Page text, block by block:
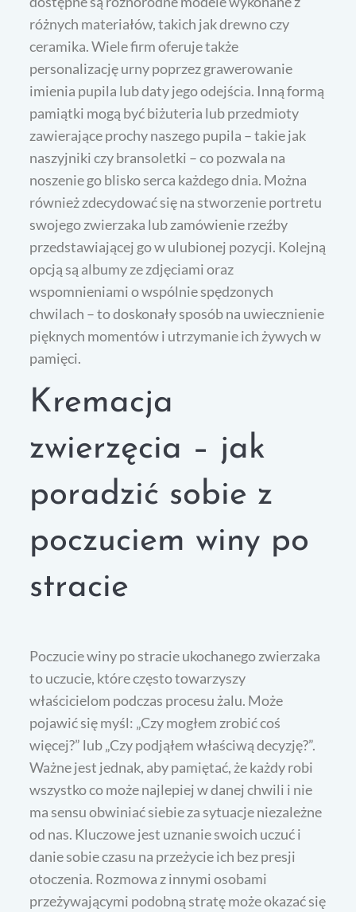
różnych materiałów, takich jak drewno czy
ceramika. Wiele firm oferuje także
personalizację urny poprzez grawerowanie
imienia pupila lub daty jego odejścia. Inną formą
pamiątki mogą być biżuteria lub przedmioty
zawierające prochy naszego pupila – takie jak
naszyjniki czy bransoletki – co pozwala na
noszenie go blisko serca każdego dnia. Można
również zdecydować się na stworzenie portretu
swojego zwierzaka lub zamówienie rzeźby
przedstawiającej go w ulubionej pozycji. Kolejną
opcją są albumy ze zdjęciami oraz
wspomnieniami o wspólnie spędzonych
chwilach – to doskonały sposób na uwiecznienie
pięknych momentów i utrzymanie ich żywych w
pamięci.
Kremacja
zwierzęcia – jak
poradzić sobie z
poczuciem winy po
stracie
Poczucie winy po stracie ukochanego zwierzaka
to uczucie, które często towarzyszy
właścicielom podczas procesu żalu. Może
pojawić się myśl: „Czy mogłem zrobić coś
więcej?” lub „Czy podjąłem właściwą decyzję?”.
Ważne jest jednak, aby pamiętać, że każdy robi
wszystko co może najlepiej w danej chwili i nie
ma sensu obwiniać siebie za sytuacje niezależne
od nas. Kluczowe jest uznanie swoich uczuć i
danie sobie czasu na przeżycie ich bez presji
otoczenia. Rozmowa z innymi osobami
przeżywającymi podobną stratę może okazać się